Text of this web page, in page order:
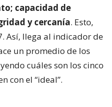
capacidad de
y cercanía. Esto,
Así, llega al indicador de
un promedio de los
cuáles son los cinco
con el “ideal”.